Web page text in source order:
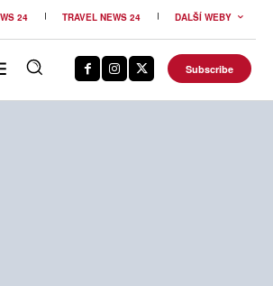
24 TRAVEL NEWS 24 DALŠÍ WEBY
Subscribe